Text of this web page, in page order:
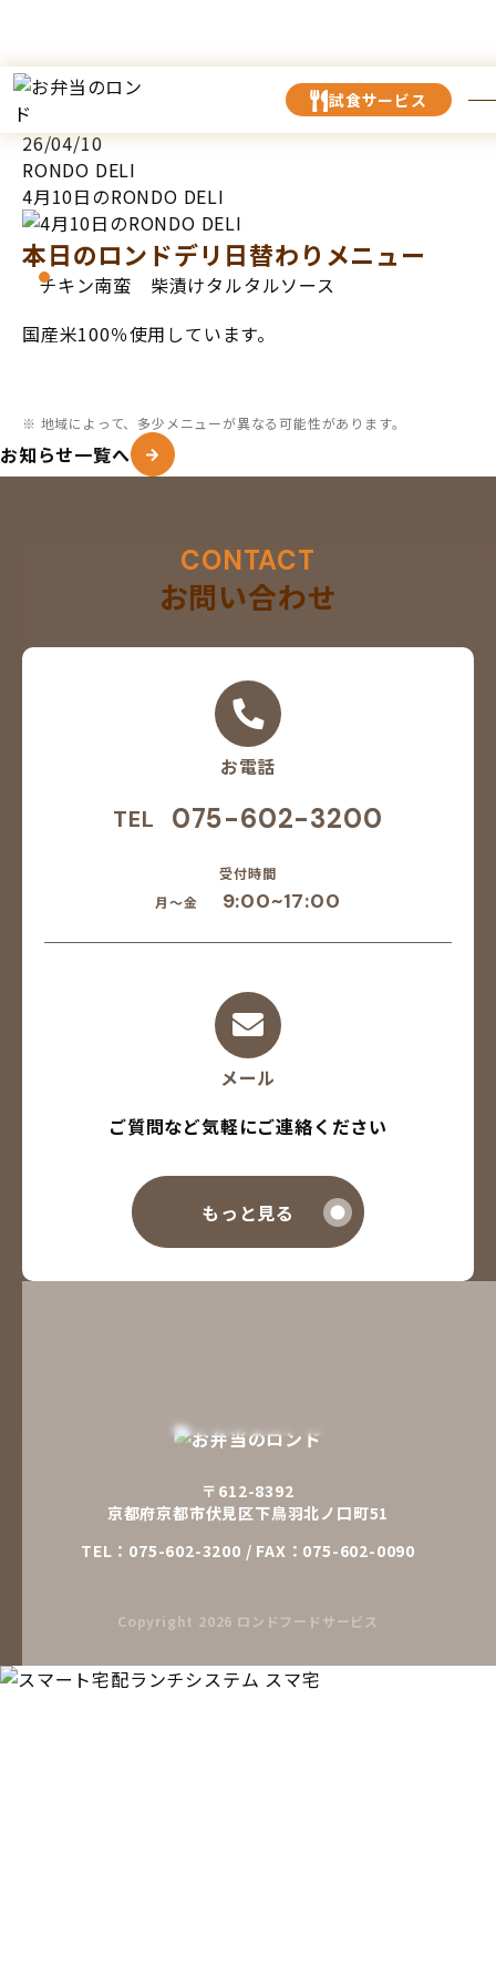
試食サービス
TOP
26/04/10
RONDO DELI
4月10日のRONDO DELI
本日のロンドデリ日替わりメニュー
チキン南蛮 柴漬けタルタルソース
国産米100％使用しています。
※ 地域によって、多少メニューが異なる可能性があります。
お知らせ一覧へ
CONTACT
お問い合わせ
お電話
TEL 075-602-3200
受付時間
月～金
9:00~17:00
メール
ご質問など気軽にご連絡ください
もっと見る
〒612-8392
京都府京都市伏見区下鳥羽北ノ口町51
TEL： 075-602-3200 / FAX：075-602-0090
Copyright 2026 ロンドフードサービス